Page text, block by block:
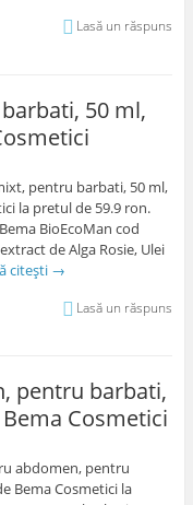
Lasă un răspuns
50 ml,
pentru barbati, 50 ml,
la pretul de 59.9 ron.
BioEcoMan cod
de Alga Rosie, Ulei
citești →
Lasă un răspuns
pentru barbati,
Cosmetici
abdomen, pentru
Bema Cosmetici la